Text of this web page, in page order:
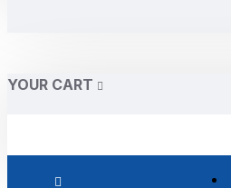
YOUR CART